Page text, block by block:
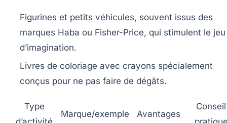
Figurines et petits véhicules, souvent issus des
marques Haba ou Fisher-Price, qui stimulent le jeu
d’imagination.
Livres de coloriage avec crayons spécialement
conçus pour ne pas faire de dégâts.
Type
Marque/exemple Avantages
Conseil